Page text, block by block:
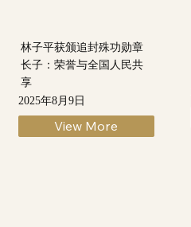
林子平获颁追封殊功勋章
长子：荣誉与全国人民共
享
2025年8月9日
View More